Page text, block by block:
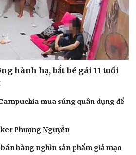
Công nghệ
Sành điệu
Tin Công nghệ
Trải nghiệm
Chuyển đổi số
hành hạ, bắt bé gái 11 tuổi
mua súng quân dụng để
Phượng Nguyễn
bán hàng nghìn sản phẩm giả mạo